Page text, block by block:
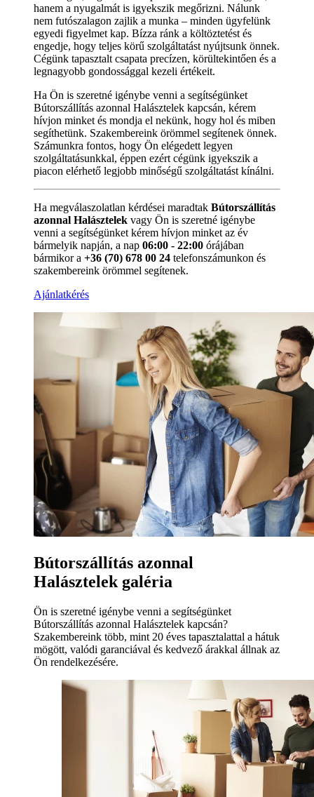
hanem a nyugalmát is igyekszik megőrizni. Nálunk
nem futószalagon zajlik a munka – minden ügyfelünk
egyedi figyelmet kap. Bízza ránk a költöztetést és
engedje, hogy teljes körű szolgáltatást nyújtsunk önnek.
Cégünk tapasztalt csapata precízen, körültekintően és a
legnagyobb gondossággal kezeli értékeit.
Ha Ön is szeretné igénybe venni a segítségünket
Bútorszállítás azonnal Halásztelek kapcsán, kérem
hívjon minket és mondja el nekünk, hogy hol és miben
segíthetünk. Szakembereink örömmel segítenek önnek.
Számunkra fontos, hogy Ön elégedett legyen
szolgáltatásunkkal, éppen ezért cégünk igyekszik a
piacon elérhető legjobb minőségű szolgáltatást kínálni.
Ha megválaszolatlan kérdései maradtak Bútorszállítás
azonnal Halásztelek vagy Ön is szeretné igénybe
venni a segítségünket kérem hívjon minket az év
bármelyik napján, a nap 06:00 - 22:00 órájában
bármikor a +36 (70) 678 00 24 telefonszámunkon és
szakembereink örömmel segítenek.
Ajánlatkérés
Bútorszállítás azonnal
Halásztelek galéria
Ön is szeretné igénybe venni a segítségünket
Bútorszállítás azonnal Halásztelek kapcsán?
Szakembereink több, mint 20 éves tapasztalattal a hátuk
mögött, valódi garanciával és kedvező árakkal állnak az
Ön rendelkezésére.